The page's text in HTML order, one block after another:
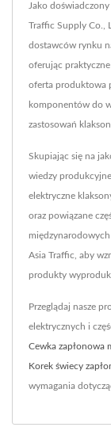
Jako
Traffic Supply Co.,
dostawców rynku
oferując
oferta produktowa
komponentów do
zastosowań
Skupiając się na
wiedzy
elektryczne
oraz powiązane
Asia Traffic, aby
produkty
Przeglądaj nasze
elektrycznych i
Cewka zapłonowa
Korek świecy
wymagania